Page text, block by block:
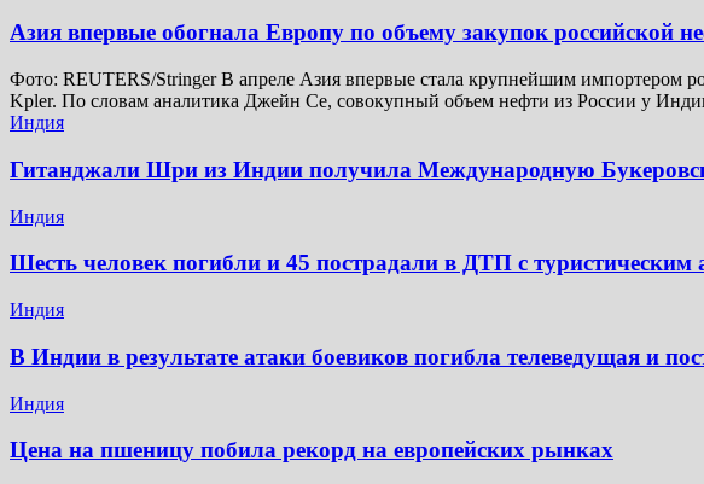
Азия впервые обогнала Европу по объему закупок российской
Фото: REUTERS/Stringer В апреле Азия впервые стала крупнейшим импортером
Kpler. По словам аналитика Джейн Се, совокупный объем нефти из России у
Индия
Гитанджали Шри из Индии получила Международную
Индия
Шесть человек погибли и 45 пострадали в ДТП с туристическим
Индия
В Индии в результате атаки боевиков погибла телеведущая и
Индия
Цена на пшеницу побила рекорд на европейских рынках